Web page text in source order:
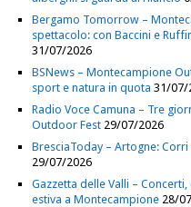
Bergamo Tomorrow –
spettacolo: con Baccini e
31/07/2026
BSNews – Montecampione
sport e natura in quota 31/07/
Radio Voce Camuna – Tre
Outdoor Fest 29/07/2026
BresciaToday – Artogne:
29/07/2026
Gazzetta delle Valli –
estiva a Montecampione 28/